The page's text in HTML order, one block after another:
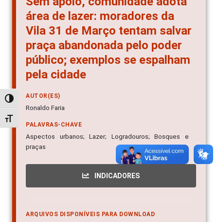
Alternar alto contraste
Alternar tamanho da fonte
área de lazer: moradores da
Vila 31 de Março tentam salvar
praça abandonada pelo poder
público; exemplos se espalham
pela cidade
AUTOR(ES)
Ronaldo Faria
PALAVRAS-CHAVE
Aspectos urbanos; Lazer; Logradouros; Bosques e
praças
INDICADORES
ARQUIVOS DISPONÍVEIS PARA DOWNLOAD